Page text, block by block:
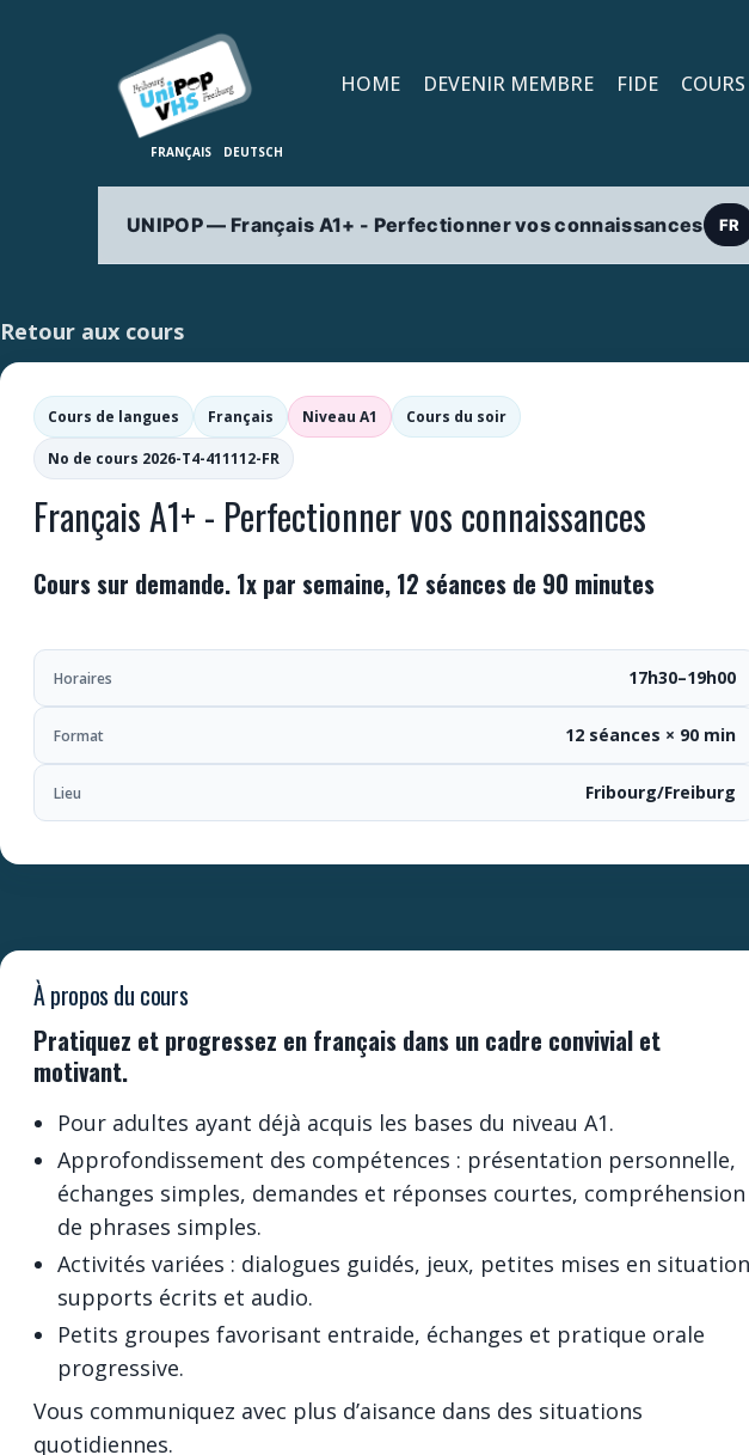
HOME DEVENIR MEMBRE FIDE COURS
UNIPOP — Français A1+ - Perfectionner vos connaissances FR
Retour aux cours
Cours de langues Français Niveau A1 Cours du soir
No de cours 2026-T4-411112-FR
Français A1+ - Perfectionner vos connaissances
Cours sur demande. 1x par semaine, 12 séances de 90 minutes
Horaires 17h30–19h00
Format 12 séances × 90 min
Lieu Fribourg/Freiburg
À propos du cours
Pratiquez et progressez en français dans un cadre convivial et
motivant.
Pour adultes ayant déjà acquis les bases du niveau A1.
Approfondissement des compétences : présentation personnelle,
échanges simples, demandes et réponses courtes, compréhension
de phrases simples.
Activités variées : dialogues guidés, jeux, petites mises en
supports écrits et audio.
Petits groupes favorisant entraide, échanges et pratique orale
progressive.
Vous communiquez avec plus d’aisance dans des situations
quotidiennes.